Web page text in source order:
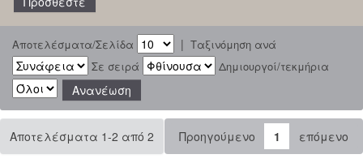
Αποτελέσματα/Σελίδα | Ταξινόμηση ανά
Σε σειρά
Δημιουργοί/τεκμήρια
Αποτελέσματα 1-2 από 2 Προηγούμενο 1 επόμενο